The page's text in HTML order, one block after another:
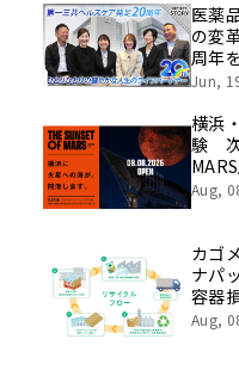
医薬
の変
周年
挑戦
像を
Jun,
横浜
験 次
るパ
Aug,
カゴ
ナパ
容器
証を
Aug,